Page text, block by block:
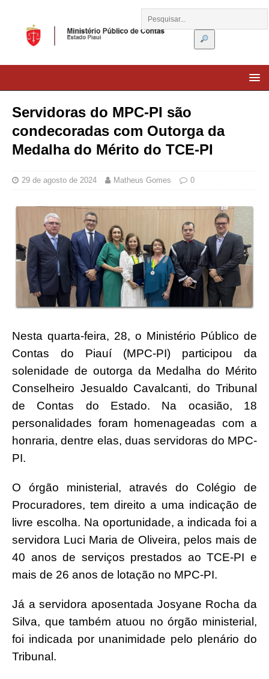
Servidoras do MPC-PI são
condecoradas com Outorga da
Medalha do Mérito do TCE-PI
29 de agosto de 2024 Matheus Gomes 0
Nesta quarta-feira, 28, o Ministério Público de
Contas do Piauí (MPC-PI) participou da
solenidade de outorga da Medalha do Mérito
Conselheiro Jesualdo Cavalcanti, do Tribunal
de Contas do Estado. Na ocasião, 18
personalidades foram homenageadas com a
honraria, dentre elas, duas servidoras do MPC-
PI.
O órgão ministerial, através do Colégio de
Procuradores, tem direito a uma indicação de
livre escolha. Na oportunidade, a indicada foi a
servidora Luci Maria de Oliveira, pelos mais de
40 anos de serviços prestados ao TCE-PI e
mais de 26 anos de lotação no MPC-PI.
Já a servidora aposentada Josyane Rocha da
Silva, que também atuou no órgão ministerial,
foi indicada por unanimidade pelo plenário do
Tribunal.